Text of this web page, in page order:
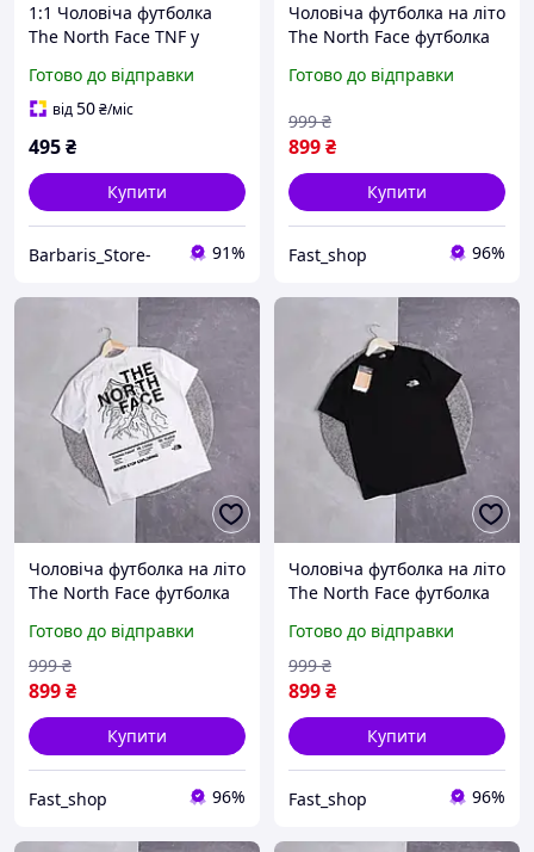
1:1 Чоловіча футболка
The North Face TNF у
Футболка ТНФ Чорна
Готово до відправки
від50₴/міс
495₴
Купити
Barbaris_Store- 91%
Чоловіча футболка на літо
The North Face футболка
футболка the north face
Готово до відправки
899₴
999 ₴
Купити
Fast_shop 96%
Чоловіча футболка на літо
The North Face футболка
футболка the north face
Готово до відправки
899₴
999 ₴
Купити
Fast_shop 96%
Чоловіча футболка на літо
The North Face футболка
футболка the north face
Готово до відправки
899₴
999 ₴
Купити
Fast_shop 96%